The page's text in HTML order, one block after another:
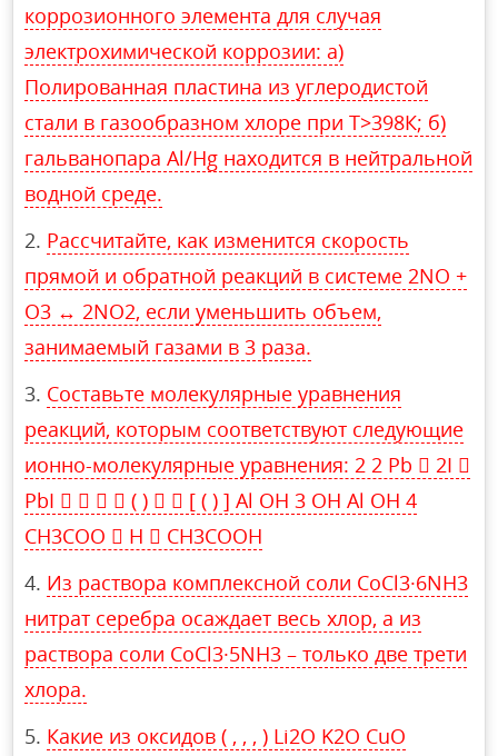
коррозионного элемента для случая
электрохимической коррозии: а)
Полированная пластина из углеродистой
стали в газообразном хлоре при Т>398К; б)
гальванопара Al/Hg находится в нейтральной
водной среде.
Рассчитайте, как изменится скорость
прямой и обратной реакций в системе 2NO +
O3 ↔ 2NO2, если уменьшить объем,
занимаемый газами в 3 раза.
Составьте молекулярные уравнения
реакций, которым соответствуют следующие
ионно-молекулярные уравнения: 2 2 Pb  2I 
PbI     ( )   [ ( ) ] Al OH 3 OH Al OH 4
CH3COO  H  CH3COOH
Из раствора комплексной соли CoCl3·6NH3
нитрат серебра осаждает весь хлор, а из
раствора соли CoCl3·5NH3 – только две трети
хлора.
Какие из оксидов ( , , , ) Li2O K2O CuO